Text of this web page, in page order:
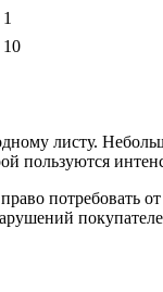
1
10
листу.
пользуются
потребовать